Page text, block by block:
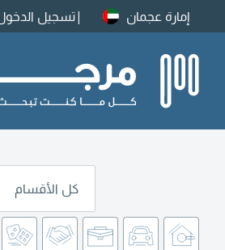
إمارة عجمان تسجيل
كل الأقسام